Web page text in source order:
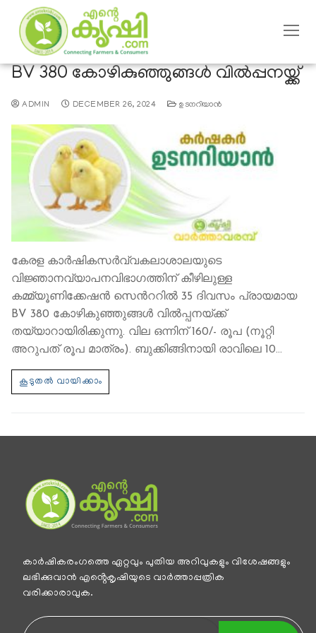
BV 380 കോഴികുഞ്ഞുങ്ങള്‍ വില്‍പ്പനയ്ക്ക്
ADMIN DECEMBER 26, 2024 ഉടനറിയാന്‍
കേരള കാര്‍ഷികസര്‍വ്വകലാശാലയുടെ
വിജ്ഞാനവ്യാപനവിഭാഗത്തിന് കീഴിലുള്ള
കമ്മ്യൂണിക്കേഷന്‍ സെന്‍ററില്‍ 35 ദിവസം പ്രായമായ
BV 380 കോഴികുഞ്ഞുങ്ങള്‍ വില്‍പ്പനയ്ക്ക്
തയ്യാറായിരിക്കുന്നു. വില ഒന്നിന് 160/- രൂപ (നൂറ്റി
അറുപത് രൂപ മാത്രം). ബുക്കിങ്ങിനായി രാവിലെ 10…
കാര്‍ഷികരംഗത്തെ ഏറ്റവും പുതിയ അറിവുകളും വിശേഷങ്ങളും
ലഭിക്കുവാന്‍ എൻ്റെകൃഷിയുടെ വാര്‍ത്താപ്പത്രിക
വരിക്കാരാവുക.